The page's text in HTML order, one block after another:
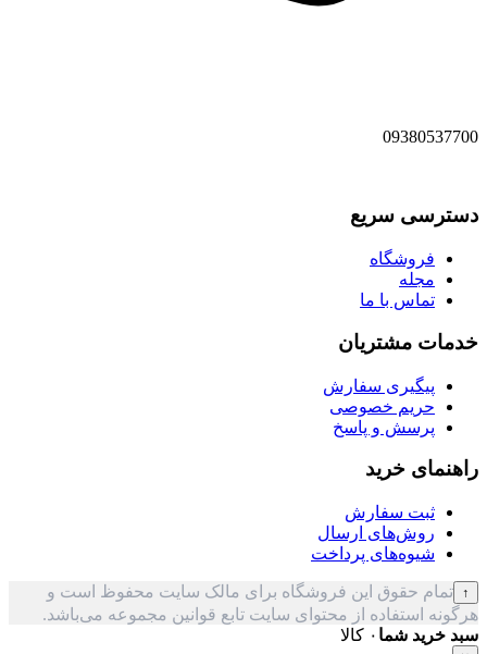
09380537700
دسترسی سریع
فروشگاه
مجله
تماس با ما
خدمات مشتریان
پیگیری سفارش
حریم خصوصی
پرسش و پاسخ
راهنمای خرید
ثبت سفارش
روش‌های ارسال
شیوه‌های پرداخت
↑ تمام حقوق این فروشگاه برای مالک سایت محفوظ است و
هرگونه استفاده از محتوای سایت تابع قوانین مجموعه می‌باشد.
سبد خرید شما ۰ کالا